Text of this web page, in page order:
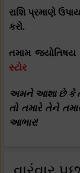
રાશિ પ્રમાણે
કરો.
તમામ જ્યોતિષય
સ્ટોર
અમને આશા છે કે
તો તમારે તેને
આભાર!